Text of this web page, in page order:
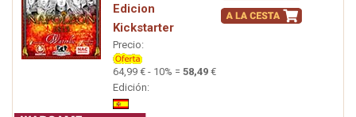
Edicion
Kickstarter
Precio:
64,99 € - 10% = 58,49 €
Edición: